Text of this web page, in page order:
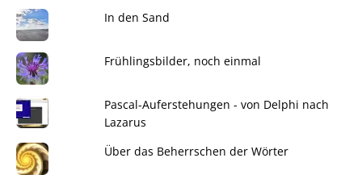
In den Sand
Frühlingsbilder, noch einmal
Pascal-Auferstehungen - von Delphi nach
Lazarus
Über das Beherrschen der Wörter